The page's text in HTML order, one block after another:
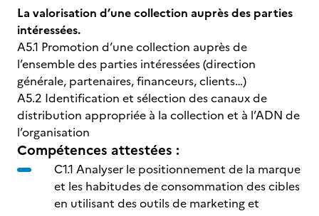
La valorisation d’une collection auprès des parties
intéressées.
A5.1 Promotion d’une collection auprès de
l’ensemble des parties intéressées (direction
générale, partenaires, financeurs, clients…)
A5.2 Identification et sélection des canaux de
distribution appropriée à la collection et à l’ADN de
l’organisation
Compétences attestées :
C1.1 Analyser le positionnement de la marque
et les habitudes de consommation des cibles
en utilisant des outils de marketing et